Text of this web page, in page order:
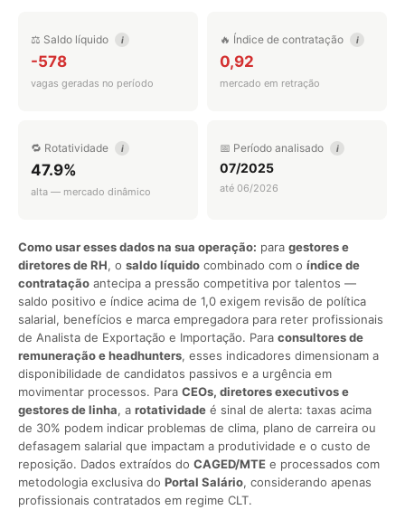
⚖️ Saldo líquido i
-578
vagas geradas no período
🔥 Índice de contratação i
0,92
mercado em retração
🔁 Rotatividade i
47.9%
alta — mercado dinâmico
📅 Período analisado i
07/2025
até 06/2026
Como usar esses dados na sua operação: para gestores e
diretores de RH, o saldo líquido combinado com o índice de
contratação antecipa a pressão competitiva por talentos —
saldo positivo e índice acima de 1,0 exigem revisão de política
salarial, benefícios e marca empregadora para reter profissionais
de Analista de Exportação e Importação. Para consultores de
remuneração e headhunters, esses indicadores dimensionam a
disponibilidade de candidatos passivos e a urgência em
movimentar processos. Para CEOs, diretores executivos e
gestores de linha, a rotatividade é sinal de alerta: taxas acima
de 30% podem indicar problemas de clima, plano de carreira ou
defasagem salarial que impactam a produtividade e o custo de
reposição. Dados extraídos do CAGED/MTE e processados com
metodologia exclusiva do Portal Salário, considerando apenas
profissionais contratados em regime CLT.